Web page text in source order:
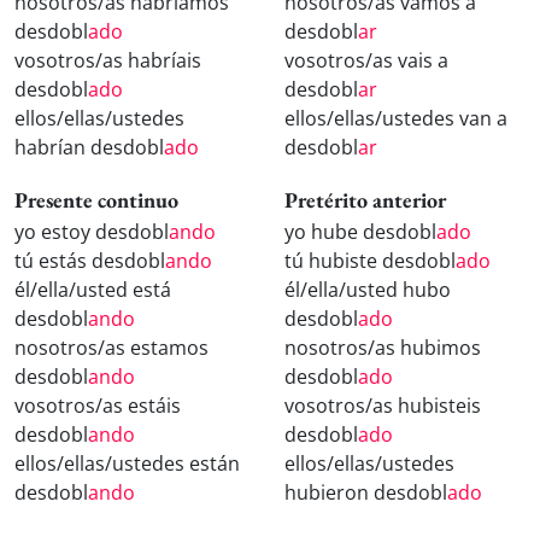
desdoblado
vosotros/as habríais
desdoblado
ellos/ellas/ustedes
habrían desdoblado
desdoblar
vosotros/as vais a
desdoblar
ellos/ellas/ustedes van a
desdoblar
Presente continuo
yo estoy desdoblando
tú estás desdoblando
él/ella/usted está
desdoblando
nosotros/as estamos
desdoblando
vosotros/as estáis
desdoblando
ellos/ellas/ustedes están
desdoblando
Pretérito anterior
yo hube desdoblado
tú hubiste desdoblado
él/ella/usted hubo
desdoblado
nosotros/as hubimos
desdoblado
vosotros/as hubisteis
desdoblado
ellos/ellas/ustedes
hubieron desdoblado